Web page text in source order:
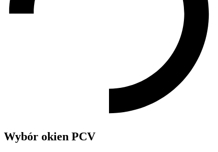
Wybór okien PCV